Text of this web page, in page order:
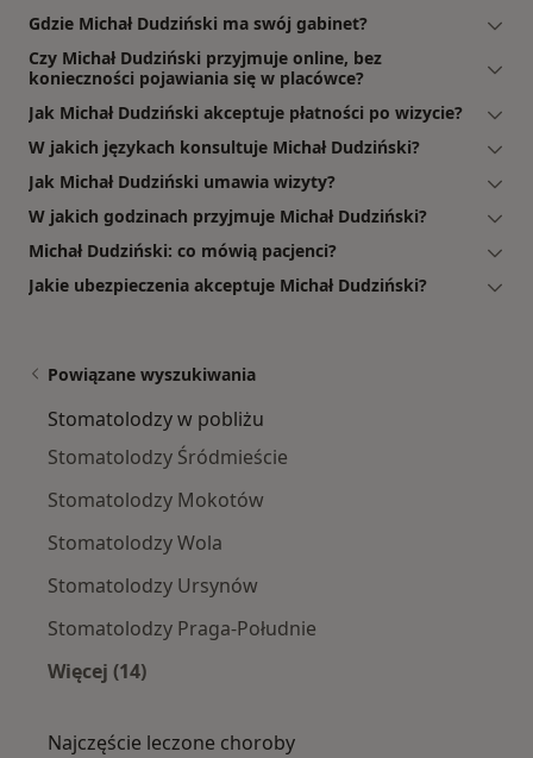
Gdzie Michał Dudziński ma swój gabinet?
Czy Michał Dudziński przyjmuje online, bez
konieczności pojawiania się w placówce?
Jak Michał Dudziński akceptuje płatności po wizycie?
W jakich językach konsultuje Michał Dudziński?
Jak Michał Dudziński umawia wizyty?
W jakich godzinach przyjmuje Michał Dudziński?
Michał Dudziński: co mówią pacjenci?
Jakie ubezpieczenia akceptuje Michał Dudziński?
Powiązane wyszukiwania
Stomatolodzy w pobliżu
Stomatolodzy Śródmieście
Stomatolodzy Mokotów
Stomatolodzy Wola
Stomatolodzy Ursynów
Stomatolodzy Praga-Południe
Więcej (14)
Najczęście leczone choroby